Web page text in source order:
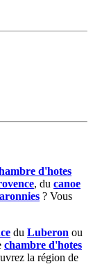
d'hotes
, du canoe
? Vous
du Luberon ou
chambre d'hotes
la région de